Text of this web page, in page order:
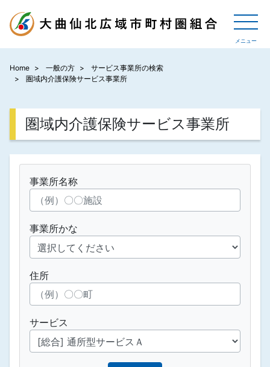
Home 一般の方
サービス事業所の検索
圏域内介護保険サービス事業所
圏域内介護保険サービス事業所
事業所名称
事業所かな
住所
サービス